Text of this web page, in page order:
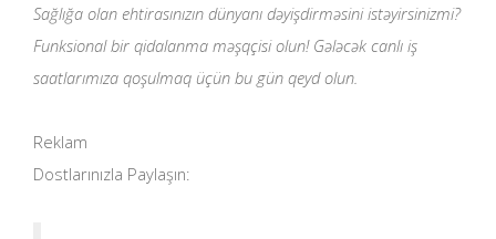
Sağlığa olan ehtirasınızın dünyanı dəyişdirməsini istəyirsinizmi?
Funksional bir qidalanma məşqçisi olun! Gələcək canlı iş
saatlarımıza qoşulmaq üçün bu gün qeyd olun.
Reklam
Dostlarınızla Paylaşın: